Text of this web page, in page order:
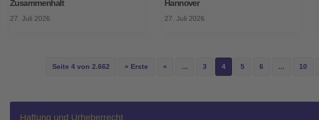
Zusammenhalt
27. Juli 2026
Hannover
27. Juli 2026
Seite 4 von 2.662 « Erste « ... 3 4 5 6 ... 10
Haftung und Urheberrecht